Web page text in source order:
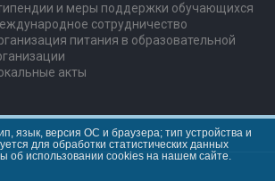
язык, версия ОС и браузера; тип устройства и
для обработки статистических данных
об использовании cookies на нашем сайте.
и меры поддержки обучающихся
сотрудничество
питания в образовательной
акты